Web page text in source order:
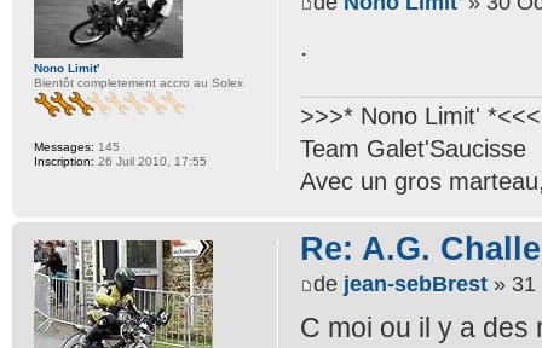
.
>>>* Nono Limit' *<<<
Team Galet'Saucisse
Avec un gros
Nono Limit'
Bientôt completement accro au Solex
Messages: 145
Inscription: 26 Juil 2010, 17:55
Re: A.G.
de jean-sebBrest » 31
C moi ou il y a des